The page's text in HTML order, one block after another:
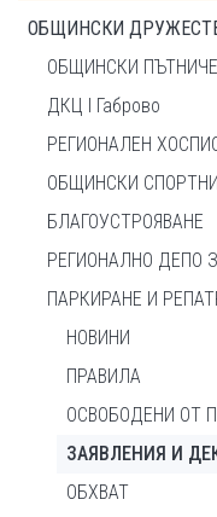
ОБЩИНСКИ
ОБЩИНСКИ
ДКЦ I Габрово
РЕГИОНАЛЕН
ОБЩИНСКИ
БЛАГОУСТРОЯВАНЕ
РЕГИОНАЛНО ДЕПО
ПАРКИРАНЕ И
НОВИНИ
ПРАВИЛА
ОСВОБОДЕНИ ОТ
ЗАЯВЛЕНИЯ И
ОБХВАТ